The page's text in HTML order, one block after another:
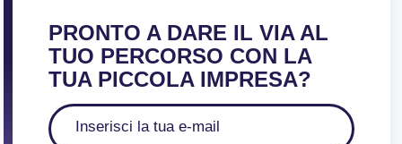
PRONTO A DARE IL VIA AL
TUO PERCORSO CON LA
TUA PICCOLA IMPRESA?